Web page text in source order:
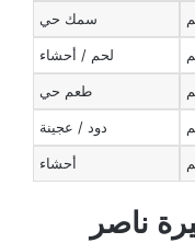
سمك حي
لحم / أحشاء
طعم حي
دود / عجينة
أحشاء
ناصر